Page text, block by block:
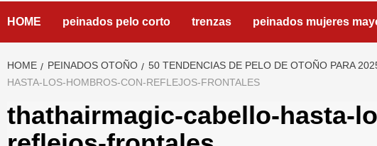
HOME peinados pelo corto trenzas peinados mujeres
HOME PEINADOS OTOÑO 50 TENDENCIAS DE PELO DE OTOÑO PARA
HASTA-LOS-HOMBROS-CON-REFLEJOS-FRONTALES
thathairmagic-cabello-hasta-